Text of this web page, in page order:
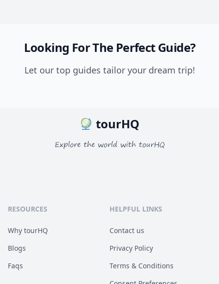
Looking For The Perfect Guide?
Let our top guides tailor your dream trip!
tourHQ
Explore the world with tourHQ
RESOURCES
Why tourHQ
Blogs
Faqs
HELPFUL LINKS
Contact us
Privacy Policy
Terms & Conditions